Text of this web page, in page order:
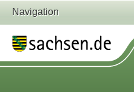
Navigation